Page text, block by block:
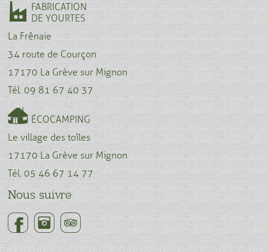
FABRICATION
DE YOURTES
La Frênaie
34 route de Courçon
17170 La Grève sur Mignon
Tél. 09 81 67 40 37
ÉCOCAMPING
Le village des toîles
17170 La Grève sur Mignon
Tél. 05 46 67 14 77
Nous suivre